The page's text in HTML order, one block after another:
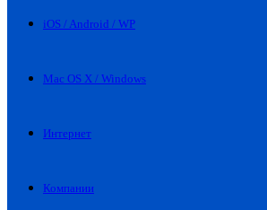
iOS / Android / WP
Mac OS X / Windows
Интернет
Компании